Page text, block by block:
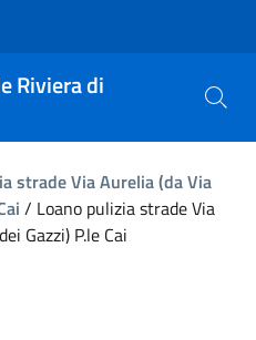
Riviera di
strade Via Aurelia (da Via
/ Loano pulizia strade Via
Gazzi) P.le Cai